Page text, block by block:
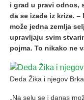
i grad u pravi odnos,
da se izađe iz krize.
može jedna zemlja
upravljaju svim
pojma. To nikako ne
Deda Žika i njegov Brka
„Na selu se i danas